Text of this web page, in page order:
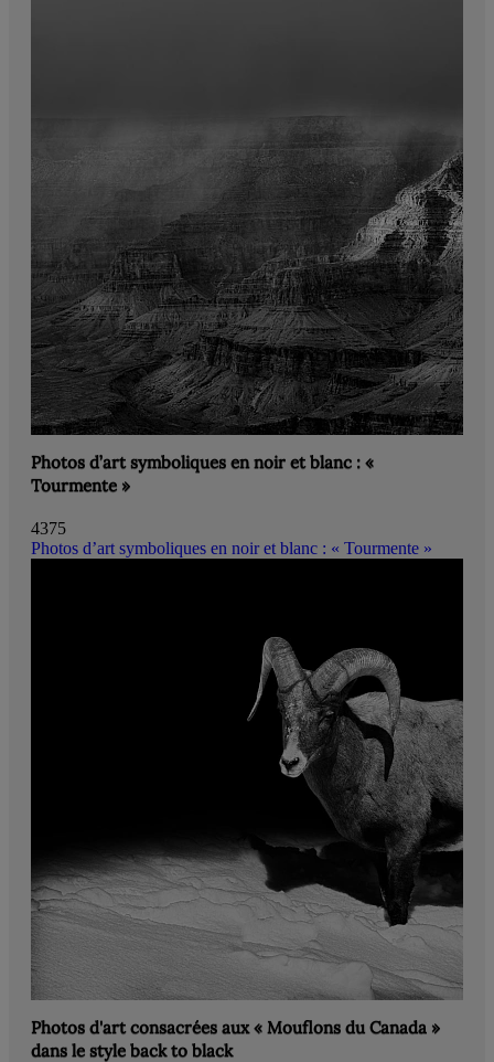
Photos d’art symboliques en noir et blanc : «
Tourmente »
4375
Photos d’art symboliques en noir et blanc : « Tourmente »
Photos d'art consacrées aux « Mouflons du Canada »
dans le style back to black